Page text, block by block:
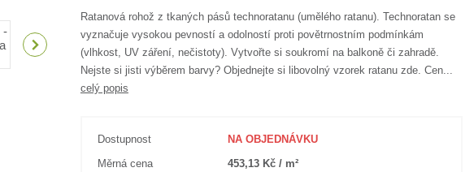
Ratanová rohož z tkaných pásů technoratanu (umělého ratanu). Technoratan se
vyznačuje vysokou pevností a odolností proti povětrnostním podmínkám
(vlhkost, UV záření, nečistoty). Vytvořte si soukromí na balkoně či zahradě.
Nejste si jisti výběrem barvy? Objednejte si libovolný vzorek ratanu zde. Cen...
celý popis
Dostupnost NA OBJEDNÁVKU
Měrná cena 453,13 Kč / m²